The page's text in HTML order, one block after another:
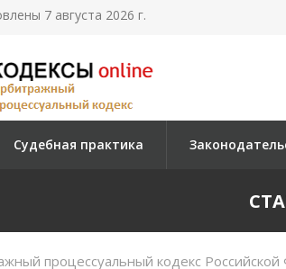
7 августа 2026 г.
Судебная практика
процессуальный кодекс